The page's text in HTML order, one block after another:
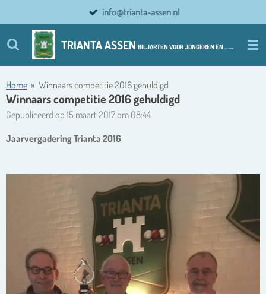
direct
naar
hoofdinhoud
TRIANTA ASSEN BILJARTEN VOOR JONGEREN EN ................ OUDERE JONGEREN
info@trianta-assen.nl
Home » Winnaars competitie 2016 gehuldigd
Winnaars competitie 2016 gehuldigd
Gepubliceerd op 15 maart 2017 om 08:44
Jaarvergadering Trianta 2016